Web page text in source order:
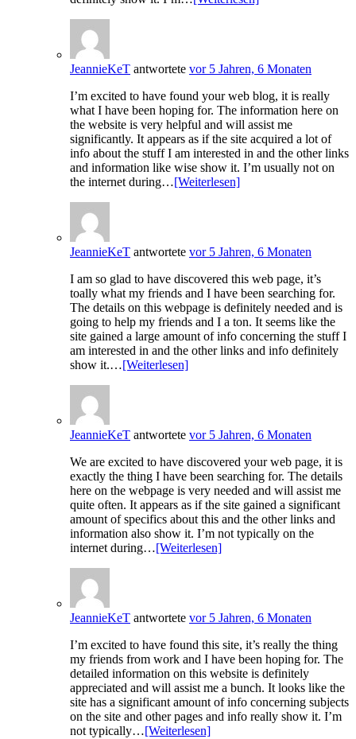
JeannieKeT antwortete vor 5 Jahren, 6 Monaten
I’m excited to have found your web blog, it is really
what I have been hoping for. The information here on
the website is very helpful and will assist me
significantly. It appears as if the site acquired a lot of
info about the stuff I am interested in and the other links
and information like wise show it. I’m usually not on
the internet during…[Weiterlesen]
JeannieKeT antwortete vor 5 Jahren, 6 Monaten
I am so glad to have discovered this web page, it’s
toally what my friends and I have been searching for.
The details on this webpage is definitely needed and is
going to help my friends and I a ton. It seems like the
site gained a large amount of info concerning the stuff I
am interested in and the other links and info definitely
show it.…[Weiterlesen]
JeannieKeT antwortete vor 5 Jahren, 6 Monaten
We are excited to have discovered your web page, it is
exactly the thing I have been searching for. The details
here on the webpage is very needed and will assist me
quite often. It appears as if the site gained a significant
amount of specifics about this and the other links and
information also show it. I’m not typically on the
internet during…[Weiterlesen]
JeannieKeT antwortete vor 5 Jahren, 6 Monaten
I’m excited to have found this site, it’s really the thing
my friends from work and I have been hoping for. The
detailed information on this website is definitely
appreciated and will assist me a bunch. It looks like the
site has a significant amount of info concerning subjects
on the site and other pages and info really show it. I’m
not typically…[Weiterlesen]